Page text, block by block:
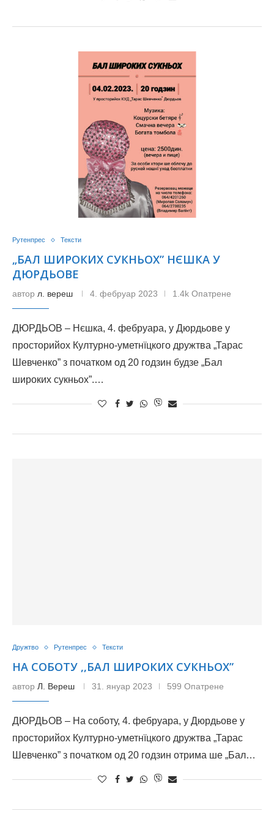
Рутенпрес Тексти
„БАЛ ШИРОКИХ СУКНЬОХ” НЄШКА У
ДЮРДЬОВЕ
автор л. вереш 4. фебруар 2023 1.4k Опатрене
ДЮРДЬОВ – Нєшка, 4. фебруара, у Дюрдьове у
просторийох Културно-уметнїцкого дружтва „Тарас
Шевченко” з початком од 20 годзин будзе „Бал
широких сукньох”.…
Дружтво Рутенпрес Тексти
НА СОБОТУ ,,БАЛ ШИРОКИХ СУКНЬОХ”
автор Л. Вереш 31. януар 2023 599 Опатрене
ДЮРДЬОВ – На соботу, 4. фебруара, у Дюрдьове у
просторийох Културно-уметнїцкого дружтва „Тарас
Шевченко” з початком од 20 годзин отрима ше „Бал…